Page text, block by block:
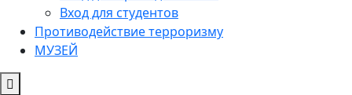
Вход для студентов
Противодействие терроризму
МУЗЕЙ